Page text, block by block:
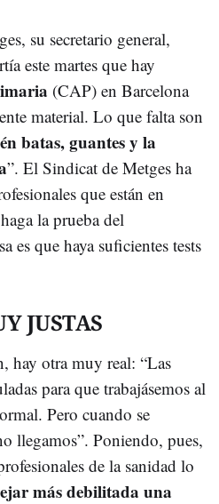
su secretario general,
este martes que hay
(CAP) en Barcelona
material. Lo que falta son
batas, guantes y la
”. El Sindicat de Metges ha
que están en
la prueba del
es que haya suficientes tests
JUSTAS
hay otra muy real: “Las
para que trabajásemos al
Pero cuando se
llegamos”. Poniendo, pues,
de la sanidad lo
más debilitada una